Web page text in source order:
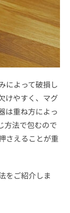
によって破損し
けやすく、マグ
は重ね方によっ
方法で包むので
さえることが重
をご紹介しま